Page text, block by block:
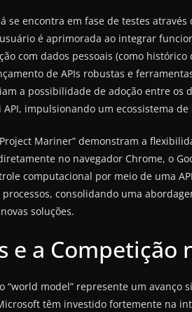
se encontra em fase de testes
é aprimorada ao integrar
com dados pessoais (como
de APIs robustas e
a possibilidade de adoção entre os
impulsionando um ecossistema
Mariner” demonstram a
no navegador Chrome, o
computacional por meio de uma
consolidando uma
soluções.
e a Competição
“world model” represente um
têm investido fortemente na